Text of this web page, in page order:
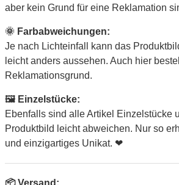
aber kein Grund für eine Reklamation
🌞 Farbabweichungen:
Je nach Lichteinfall kann das
leicht anders aussehen. Auch hier
Reklamationsgrund.
🖼 Einzelstücke:
Ebenfalls sind alle Artikel Einzelstücke
Produktbild leicht abweichen. Nur so
und einzigartiges Unikat. ❤
📦 Versand: